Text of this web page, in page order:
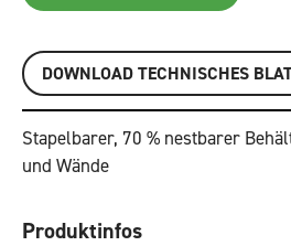
DOWNLOAD TECHNISCHES
Stapelbarer, 70 % nestbarer
und Wände
Produktinfos